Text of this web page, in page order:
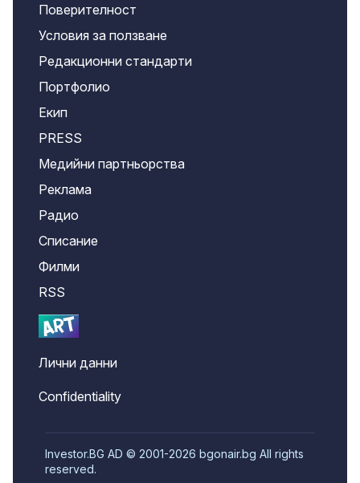
Поверителност
Условия за ползване
Редакционни стандарти
Портфолио
Екип
PRESS
Медийни партньорства
Реклама
Радио
Списание
Филми
RSS
Лични данни
Confidentiality
Investor.BG AD © 2001-2026 bgonair.bg All rights
reserved.